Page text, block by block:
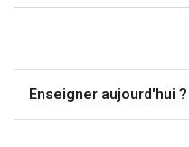
Enseigner aujourd'hui ?